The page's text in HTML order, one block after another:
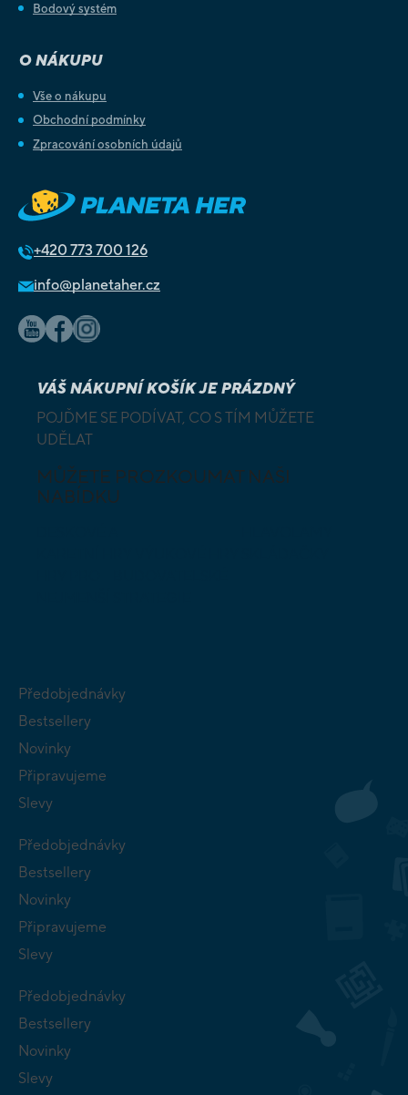
Bodový systém
O NÁKUPU
Vše o nákupu
Obchodní podmínky
Zpracování osobních údajů
+420 773 700 126
info@planetaher.cz
VÁŠ NÁKUPNÍ KOŠÍK JE PRÁZDNÝ
POJĎME SE PODÍVAT, CO S TÍM MŮŽETE
UDĚLAT
MŮŽETE PROZKOUMAT NAŠI
NABÍDKU
Předobjednávky
Bestsellery
Novinky
Připravujeme
Slevy
Předobjednávky
Bestsellery
Novinky
Připravujeme
Slevy
Předobjednávky
Bestsellery
Novinky
Slevy